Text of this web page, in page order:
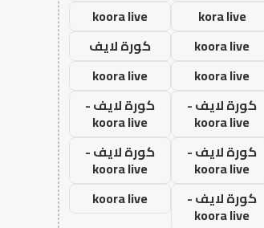
kora live
koora live
koora live
كورة لايف
koora live
koora live
كورة لايف -
koora live
كورة لايف -
koora live
كورة لايف -
koora live
كورة لايف -
koora live
كورة لايف -
koora live
koora live